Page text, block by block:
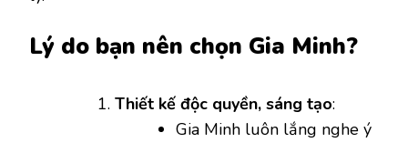
Lý do bạn nên chọn Gia Minh?
Thiết kế độc quyền, sáng tạo:
Gia Minh luôn lắng nghe ý